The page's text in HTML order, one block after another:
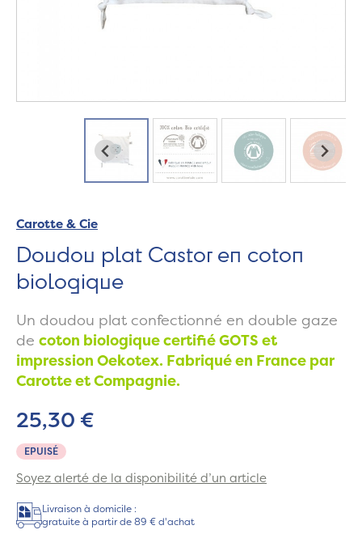
Carotte & Cie
Doudou plat Castor en coton
biologique
Un doudou plat confectionné en double gaze
de coton biologique certifié GOTS et
impression Oekotex. Fabriqué en France par
Carotte et Compagnie.
EPUISÉ
25,30 €
Soyez alerté de la disponibilité d’un article
Livraison à domicile :
gratuite à partir de 89 € d'achat